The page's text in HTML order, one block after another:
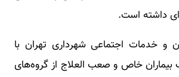
داشته است.
و خدمات اجتماعی شهرداری تهران با
بیماران خاص و صعب العلاج از گروه‌های